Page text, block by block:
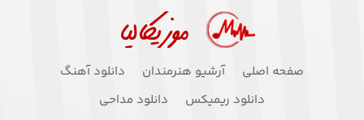
صفحه اصلی آرشیو هنرمندان
دانلود آهنگ
دانلود ریمیکس
دانلود مداحی